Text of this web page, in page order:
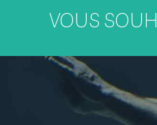
VOUS